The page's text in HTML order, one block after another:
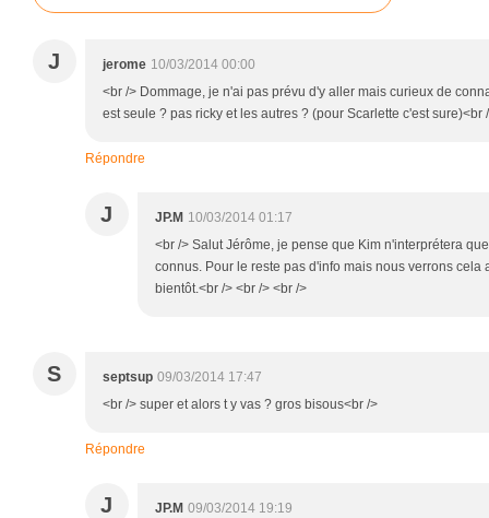
J jerome 10/03/2014 00:00
<br /> Dommage, je n'ai pas prévu d'y aller mais curieux de
est seule ? pas ricky et les autres ? (pour Scarlette c'est sure)<br
Répondre
J JP.M 10/03/2014 01:17
<br /> Salut Jérôme, je pense que Kim n'interprétera
connus. Pour le reste pas d'info mais nous verrons cela
bientôt.<br /> <br /> <br />
S septsup 09/03/2014 17:47
<br /> super et alors t y vas ? gros bisous<br />
Répondre
J JP.M 09/03/2014 19:19